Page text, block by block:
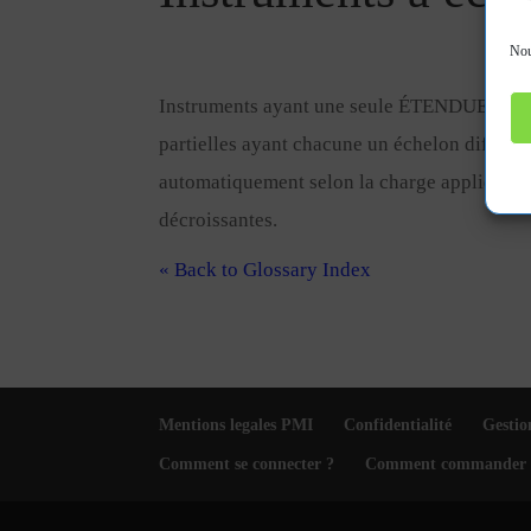
Instruments ayant une seule ÉTENDUE DE
partielles ayant chacune un échelon
automatiquement selon la charge
décroissantes.
« Back to Glossary Index
Mentions legales PMI Confidentialité
Comment se connecter ? Comment commander